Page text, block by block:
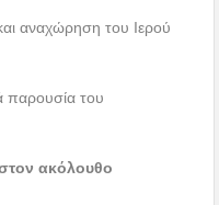
αναχώρηση του Ιερού
παρουσία του
ακόλουθο